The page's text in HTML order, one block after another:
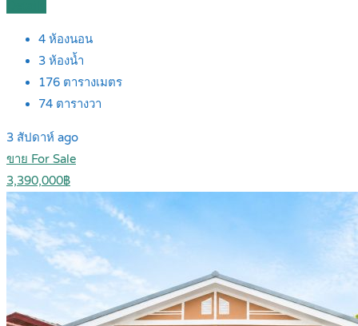
4 ห้องนอน
3 ห้องน้ำ
176 ตารางเมตร
74 ตารางวา
3 สัปดาห์ ago
ขาย For Sale
3,390,000฿